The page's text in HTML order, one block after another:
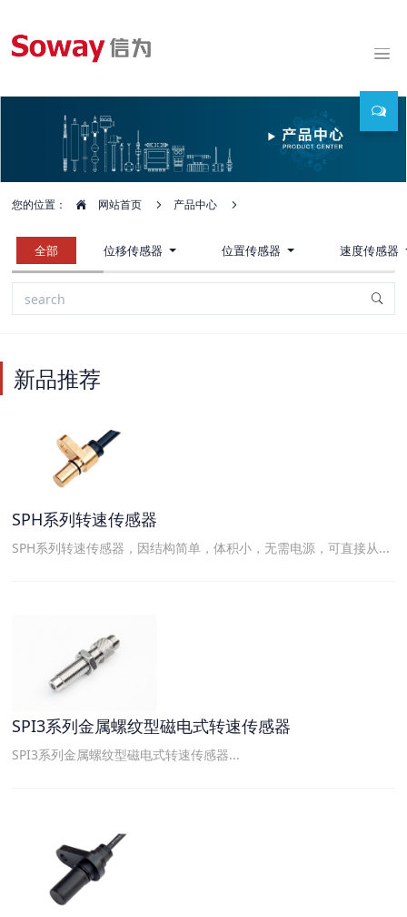
您的位置： 网站首页 产品中心
全部 位移传感器 位置传感器 速度传感器
新品推荐
SPH系列转速传感器
SPH系列转速传感器，因结构简单，体积小，无需电源，可直接从...
SPI3系列金属螺纹型磁电式转速传感器
SPI3系列金属螺纹型磁电式转速传感器...